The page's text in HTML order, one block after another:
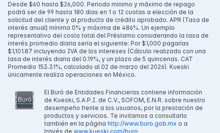
Desde $60 hasta $26,000. Periodo mínimo y máximo de repago
podrá ser de 99 hasta 180 días en 1 o 12 cuotas a elección de la
solicitud del cliente y al producto de crédito aprobado. APR (Tasa de
interés anual) mínima 0% y máxima de 486%. Un ejemplo
representativo del costo total del Préstamo considerando la tasa de
interés promedio diaria sería el siguiente: Por $1,000 pagarías
$1,101.87 incluyendo IVA de los intereses (Cálculo realizado con una
tasa de interés diaria del 0.19%, y un plazo de 5 quincenas. CAT
Promedio 153.31%, calculado al 02 de marzo del 2026). Kueski
únicamente realiza operaciones en México.
El Buró de Entidades Financieras contiene información
de Kueski, S.A.P.I. de C.V., SOFOM, E.N.R. sobre nuestro
desempeño frente a los usuarios, por la prestación de
productos y servicios. Te invitamos a consultarlo
también en la página http://www.buro.gob.mx o a
través de www.kueski.com/buro